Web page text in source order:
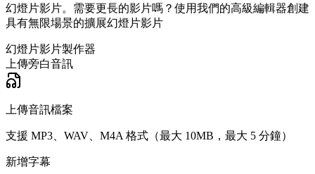
幻燈片影片。需要更長的影片嗎？使用我們的高級編輯器創建
具有無限場景的擴展幻燈片影片
幻燈片影片製作器
上傳旁白音訊
上傳音訊檔案
支援 MP3、WAV、M4A 格式（最大 10MB，最大 5 分鐘）
新增字幕